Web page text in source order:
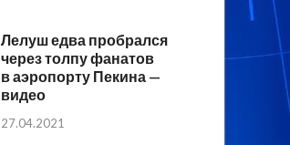
Лелуш едва пробрался
через толпу фанатов
в аэропорту Пекина —
видео
27.04.2021